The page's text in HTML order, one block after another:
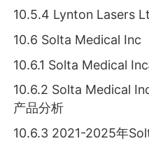
10.5.4 Lynton Lasers
10.6 Solta Medical Inc
10.6.1 Solta Medical
10.6.2 Solta Medical
产品分析
10.6.3 2021-2025年